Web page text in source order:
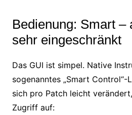
Bedienung: Smart –
sehr eingeschränkt
Das GUI ist simpel. Native
sogenanntes „Smart
sich pro Patch leicht
Zugriff auf: